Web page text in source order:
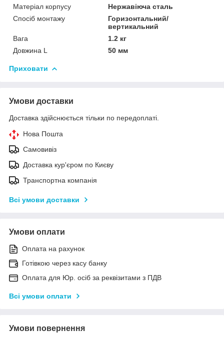
Матеріал корпусу
Нержавіюча сталь
Спосіб монтажу
Горизонтальний/
вертикальний
Вага
1.2 кг
Довжина L
50 мм
Приховати
Умови доставки
Доставка здійснюється тільки по передоплаті.
Нова Пошта
Самовивіз
Доставка кур'єром по Києву
Транспортна компанія
Всі умови доставки
Умови оплати
Оплата на рахунок
Готівкою через касу банку
Оплата для Юр. осіб за реквізитами з ПДВ
Всі умови оплати
Умови повернення